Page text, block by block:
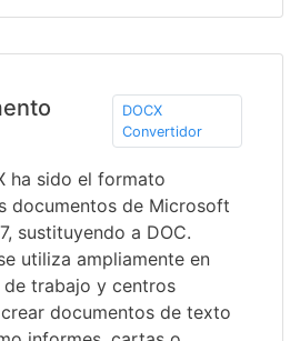
DOCX
Convertidor
ha sido el formato
documentos de Microsoft
sustituyendo a DOC.
utiliza ampliamente en
de trabajo y centros
documentos de texto